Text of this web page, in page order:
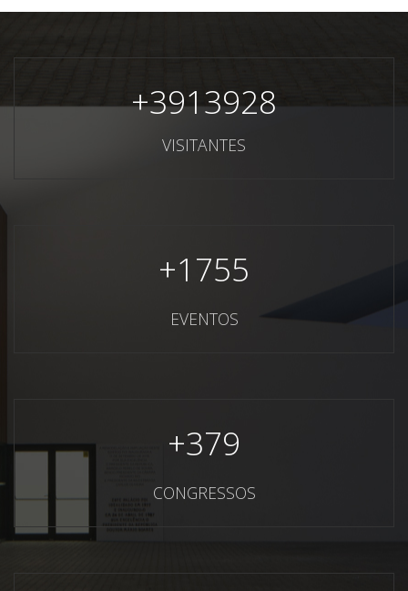
+3913928
VISITANTES
+1755
EVENTOS
+379
CONGRESSOS